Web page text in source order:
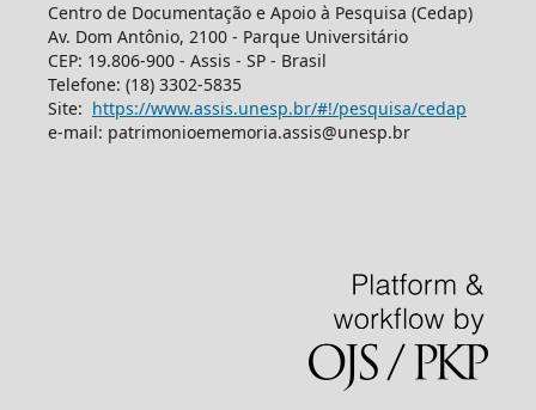
Centro de Documentação e Apoio à Pesquisa (Cedap)
Av. Dom Antônio, 2100 - Parque Universitário
CEP: 19.806-900 - Assis - SP - Brasil
Telefone: (18) 3302-5835
Site: https://www.assis.unesp.br/#!/pesquisa/cedap
e-mail: patrimonioememoria.assis@unesp.br